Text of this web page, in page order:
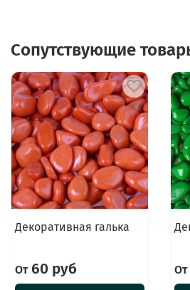
Сопутствующие
Декоративная галька
От60 руб От